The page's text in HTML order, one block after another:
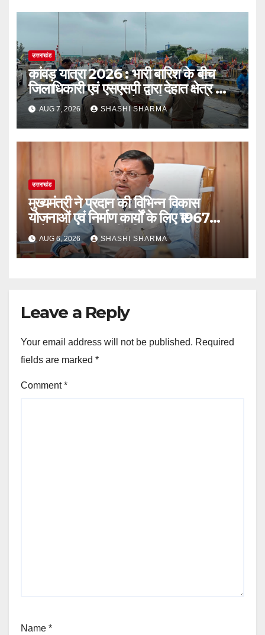
उत्तराखंड
कांवड़ यात्रा 2026 : भारी बारिश के बीच
जिलाधिकारी एवं एसएसपी द्वारा देहात क्षेत्र का
भ्रमण, सुरक्षा व्यवस्थाओं का लिया जायजा
AUG 7, 2026 SHASHI SHARMA
उत्तराखंड
मुख्यमंत्री ने प्रदान की विभिन्न विकास
योजनाओं एवं निर्माण कार्यों के लिए ₹1967
करोड़ की वित्तीय स्वीकृति
AUG 6, 2026 SHASHI SHARMA
Leave a Reply
Your email address will not be published. Required
fields are marked *
Comment*
Name *